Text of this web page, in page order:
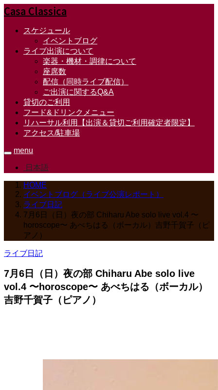
Casa Classica
スケジュール
イベントブログ
ライブ出演について
楽器・機材・調律について
座席数
配信（同時ライブ配信）
ご出演に関するQ&A
貸切のご利用
フード&ドリンクメニュー
リハーサル利用【出演＆貸切ご利用確定者限定】
アクセス/駐車場
menu
日本語
HOME
イベントブログ（ライブ公演レポート）
ライブ日記
7月6日（日）夜の部 Chiharu Abe solo live vol.4 〜
horoscope〜 あべちはる（ボーカル）吉野千賀子（ピ
アノ）
ライブ日記
7月6日（日）夜の部 Chiharu Abe solo live
vol.4 〜horoscope〜 あべちはる（ボーカル）
吉野千賀子（ピアノ）